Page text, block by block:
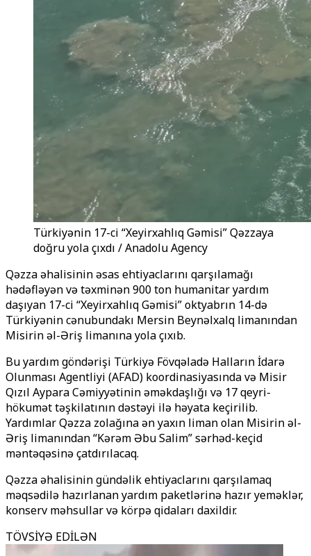
Türkiyənin 17-ci “Xeyirxahlıq Gəmisi” Qəzzaya
doğru yola çıxdı / Anadolu Agency
Qəzza əhalisinin əsas ehtiyaclarını qarşılamağı
hədəfləyən və təxminən 900 ton humanitar yardım
daşıyan 17-ci “Xeyirxahlıq Gəmisi” oktyabrın 14-də
Türkiyənin cənubundakı Mersin Beynəlxalq limanından
Misirin əl-Əriş limanına yola çıxıb.
Bu yardım göndərişi Türkiyə Fövqəladə Halların İdarə
Olunması Agentliyi (AFAD) koordinasiyasında və Misir
Qızıl Aypara Cəmiyyətinin əməkdaşlığı və 17 qeyri-
hökumət təşkilatının dəstəyi ilə həyata keçirilib.
Yardımlar Qəzza zolağına ən yaxın liman olan Misirin əl-
Əriş limanından “Kərəm Əbu Salim” sərhəd-keçid
məntəqəsinə çatdırılacaq.
Qəzza əhalisinin gündəlik ehtiyaclarını qarşılamaq
məqsədilə hazırlanan yardım paketlərinə hazır yeməklər,
konserv məhsullar və körpə qidaları daxildir.
TÖVSİYƏ EDİLƏN